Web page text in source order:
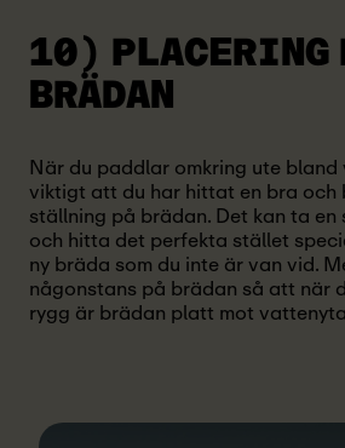
10) PLACERING
BRÄDAN
När du paddlar omkring ute
viktigt att du har hittat en bra och
ställning på brädan. Det kan ta
och hitta det perfekta stället
ny bräda som du inte är van vid.
någonstans på brädan så att när
rygg är brädan platt mot